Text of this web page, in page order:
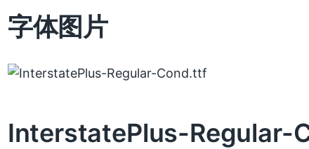
字体图片
InterstatePlus-Regular-